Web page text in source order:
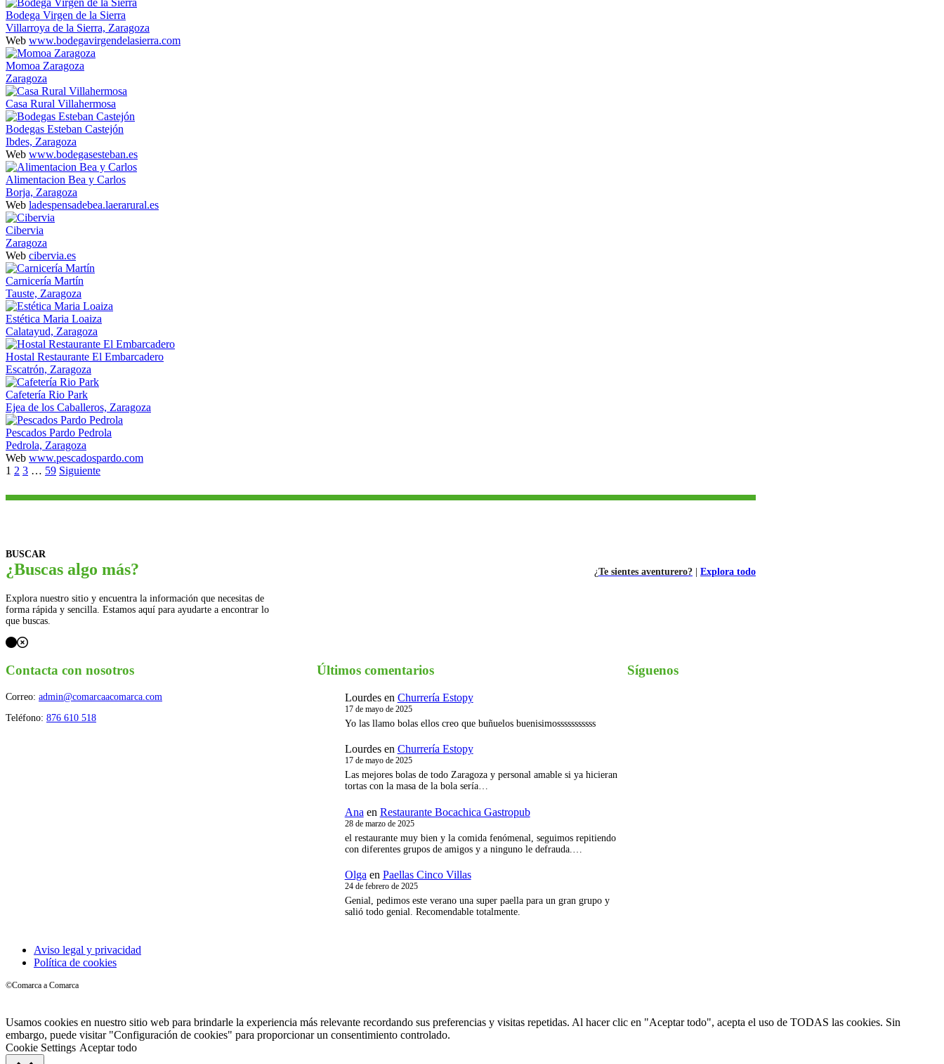
Bodega Virgen de la Sierra
Villarroya de la Sierra, Zaragoza
Web www.bodegavirgendelasierra.com
Momoa Zaragoza
Zaragoza
Casa Rural Villahermosa
Bodegas Esteban Castejón
Ibdes, Zaragoza
Web www.bodegasesteban.es
Alimentacion Bea y Carlos
Borja, Zaragoza
Web ladespensadebea.laerarural.es
Cibervia
Zaragoza
Web cibervia.es
Carnicería Martín
Tauste, Zaragoza
Estética Maria Loaiza
Calatayud, Zaragoza
Hostal Restaurante El Embarcadero
Escatrón, Zaragoza
Cafetería Rio Park
Ejea de los Caballeros, Zaragoza
Pescados Pardo Pedrola
Pedrola, Zaragoza
Web www.pescadospardo.com
Navegación
de
1 2 3 … 59 Siguiente
BUSCAR
¿Buscas algo más?
Explora nuestro sitio y encuentra la información que necesitas de
forma rápida y sencilla. Estamos aquí para ayudarte a encontrar lo
que buscas.
¿Te sientes aventurero? Explora todo
Contacta con nosotros
Correo: admin@comarcaacomarca.com
Teléfono: 876 610 518
Últimos comentarios
Lourdesen Churrería Estopy
17 de mayo de 2025
Yo las llamo bolas ellos creo que buñuelos buenisimosssssssssss
Lourdesen Churrería Estopy
17 de mayo de 2025
Las mejores bolas de todo Zaragoza y personal amable si ya hicieran
tortas con la masa de la bola sería…
Ana en Restaurante Bocachica Gastropub
28 de marzo de 2025
el restaurante muy bien y la comida fenómenal, seguimos repitiendo
con diferentes grupos de amigos y a ninguno le defrauda.…
Olga en Paellas Cinco Villas
24 de febrero de 2025
Genial, pedimos este verano una super paella para un gran grupo y
salió todo genial. Recomendable totalmente.
Síguenos
Aviso legal y privacidad
Política de cookies
©Comarca a Comarca
Usamos cookies en nuestro sitio web para brindarle la experiencia más relevante recordando sus preferencias y visitas repetidas. Al hacer clic en "Aceptar todo", acepta el uso de TODAS las cookies. Sin
embargo, puede visitar "Configuración de cookies" para proporcionar un consentimiento controlado.
Cookie Settings Aceptar todo